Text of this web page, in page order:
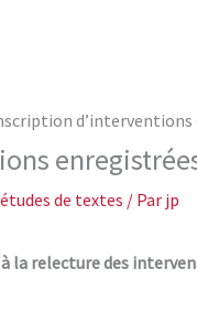
d’interventions
de textes / Par jp
la relecture des